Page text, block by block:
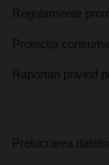
Regulamente
Protecția
Raportari privind
Prelucrarea